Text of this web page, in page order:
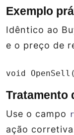
Exemplo
Idêntico ao
e o preço de
void
Tratamento
Use o campo
ação